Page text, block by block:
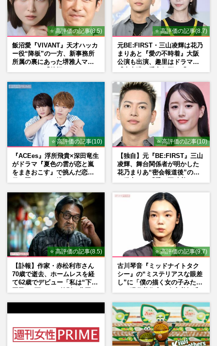
⭐ 高評価の記事(8.5)
飯沼愛『VIVANT』天才ハッカ
ー役“降板”の一方、新事務所
所属の裏にあった堺雅人マネ
⭐ 高評価の記事(8.7)
元BE:FIRST・三山凌輝は花乃
まりあと『愛の不時着』大阪
公演も出演、趣里はドラマ
⭐ 高評価の記事(10)
『ACEes』浮所飛貴×深田竜生
がドラマ『夏色の雲が恋と嵐
をまきおこす』で挑んだ恋人
⭐ 高評価の記事(10)
【独自】元『BE:FIRST』三山
凌輝、舞台関係者が明かした
花乃まりあ“密会報道後”の呆
⭐ 高評価の記事(8.5)
【訃報】作家・赤松利市さん
70歳で逝去、ホームレスを経
て62歳でデビュー「私は“下級
⭐ 高評価の記事(9.7)
古川琴音『ミッドナイトタク
シー』の“ミステリアスな眼差
し”に「僕の描く女の子みた